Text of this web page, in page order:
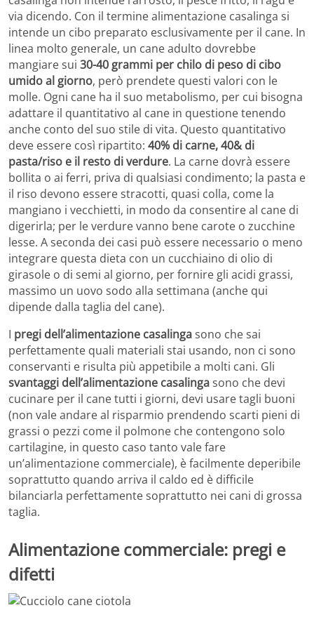
via dicendo. Con il termine alimentazione casalinga si
intende un cibo preparato esclusivamente per il cane. In
linea molto generale, un cane adulto dovrebbe
mangiare sui 30-40 grammi per chilo di peso di cibo
umido al giorno, però prendete questi valori con le
molle. Ogni cane ha il suo metabolismo, per cui bisogna
adattare il quantitativo al cane in questione tenendo
anche conto del suo stile di vita. Questo quantitativo
deve essere così ripartito: 40% di carne, 40& di
pasta/riso e il resto di verdure. La carne dovrà essere
bollita o ai ferri, priva di qualsiasi condimento; la pasta e
il riso devono essere stracotti, quasi colla, come la
mangiano i vecchietti, in modo da consentire al cane di
digerirla; per le verdure vanno bene carote o zucchine
lesse. A seconda dei casi può essere necessario o meno
integrare questa dieta con un cucchiaino di olio di
girasole o di semi al giorno, per fornire gli acidi grassi,
massimo un uovo sodo alla settimana (anche qui
dipende dalla taglia del cane).
I pregi dell’alimentazione casalingasono che sai
perfettamente quali materiali stai usando, non ci sono
conservanti e risulta più appetibile a molti cani. Gli
svantaggi dell’alimentazione casalingasono che devi
cucinare per il cane tutti i giorni, devi usare tagli buoni
(non vale andare al risparmio prendendo scarti pieni di
grassi o pezzi come il polmone che contengono solo
cartilagine, in questo caso tanto vale fare
un’alimentazione commerciale), è facilmente deperibile
soprattutto quando arriva il caldo ed è difficile
bilanciarla perfettamente soprattutto nei cani di grossa
taglia.
Alimentazione commerciale: pregi e
difetti